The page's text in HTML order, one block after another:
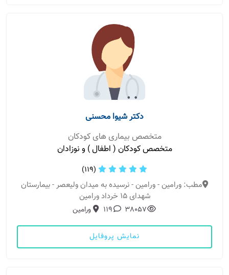
دکتر شیوا محسنی
متخصص بیماری های کودکان
متخصص کودکان ( اطفال ) و نوزادان
(119)
مطب: ورامین - ورامین - نرسیده به میدان ولیعصر - بیمارستان
شهدای 15 خرداد ورامین
38057
119 ورامین
نمایش پروفایل